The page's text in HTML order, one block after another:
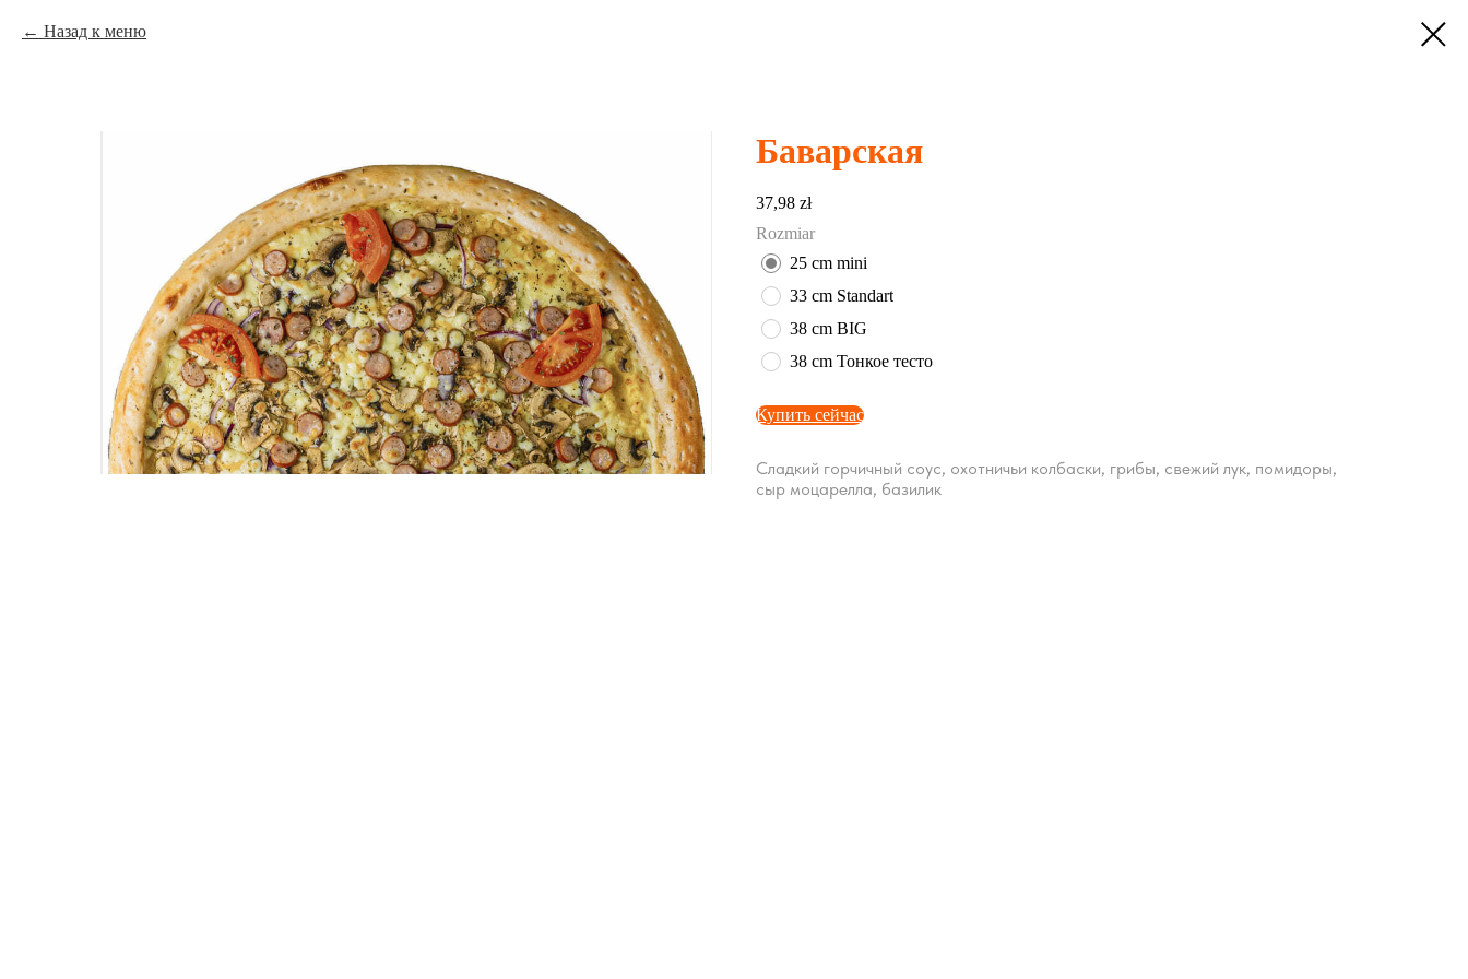
Назад к меню
Баварская
37,98 zł
Rozmiar
25 cm mini
33 cm Standart
38 cm BIG
38 cm Тонкое тесто
Купить сейчас
Сладкий горчичный соус, охотничьи колбаски, грибы, свежий лук, помидоры,
сыр моцарелла, базилик